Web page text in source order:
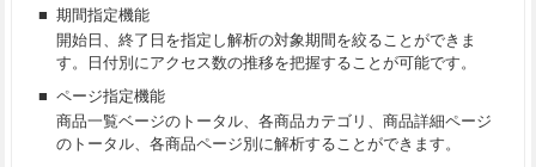
■ 期間指定機能
開始日、終了日を指定し解析の対象期間を絞ることができま
す。日付別にアクセス数の推移を把握することが可能です。
■ ページ指定機能
商品一覧ベージのトータル、各商品カテゴリ、商品詳細ページ
のトータル、各商品ページ別に解析することができます。